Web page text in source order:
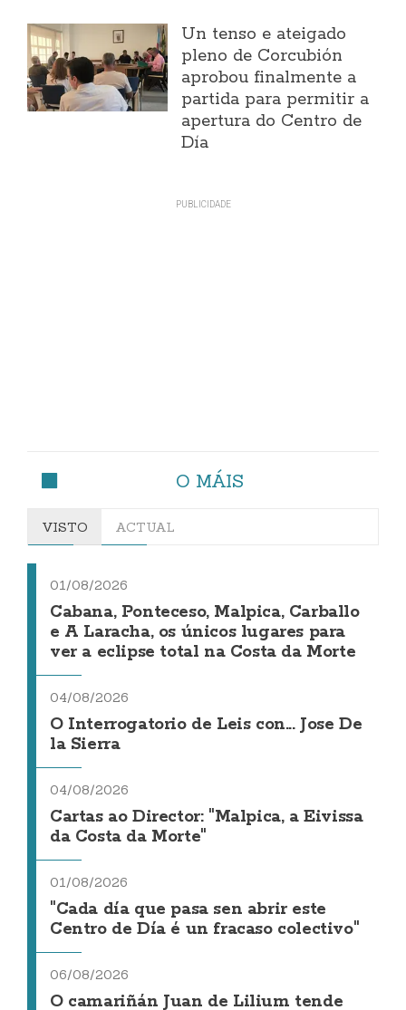
Un tenso e ateigado
pleno de Corcubión
aprobou finalmente a
partida para permitir a
apertura do Centro de
Día
O MÁIS
VISTO ACTUAL
01/08/2026
Cabana, Ponteceso, Malpica, Carballo
e A Laracha, os únicos lugares para
ver a eclipse total na Costa da Morte
04/08/2026
O Interrogatorio de Leis con... Jose De
la Sierra
04/08/2026
Cartas ao Director: "Malpica, a Eivissa
da Costa da Morte"
01/08/2026
"Cada día que pasa sen abrir este
Centro de Día é un fracaso colectivo"
06/08/2026
O camariñán Juan de Lilium tende